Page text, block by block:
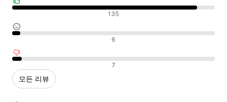
긍정적인 리뷰 135
중립적인 리뷰 6
부정적인 리뷰 7
모든 리뷰